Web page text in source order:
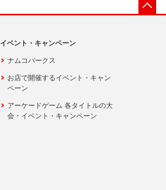
イベント・キャンペーン
ナムコパークス
お店で開催するイベント・キャン
ペーン
アーケードゲーム 各タイトルの大
会・イベント・キャンペーン